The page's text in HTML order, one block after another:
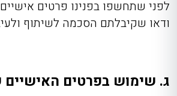
לפני שתחשפו בפנינו פרטים
ודאו שקיבלתם הסכמה לשיתוף
ג. שימוש בפרטים